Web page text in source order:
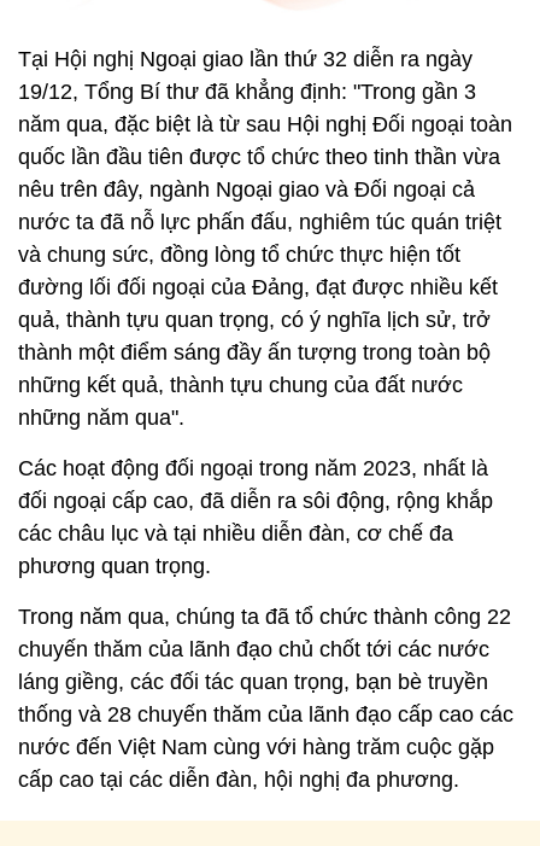
Tại Hội nghị Ngoại giao lần thứ 32 diễn ra ngày
19/12, Tổng Bí thư đã khẳng định: "Trong gần 3
năm qua, đặc biệt là từ sau Hội nghị Đối ngoại toàn
quốc lần đầu tiên được tổ chức theo tinh thần vừa
nêu trên đây, ngành Ngoại giao và Đối ngoại cả
nước ta đã nỗ lực phấn đấu, nghiêm túc quán triệt
và chung sức, đồng lòng tổ chức thực hiện tốt
đường lối đối ngoại của Đảng, đạt được nhiều kết
quả, thành tựu quan trọng, có ý nghĩa lịch sử, trở
thành một điểm sáng đầy ấn tượng trong toàn bộ
những kết quả, thành tựu chung của đất nước
những năm qua".
Các hoạt động đối ngoại trong năm 2023, nhất là
đối ngoại cấp cao, đã diễn ra sôi động, rộng khắp
các châu lục và tại nhiều diễn đàn, cơ chế đa
phương quan trọng.
Trong năm qua, chúng ta đã tổ chức thành công 22
chuyến thăm của lãnh đạo chủ chốt tới các nước
láng giềng, các đối tác quan trọng, bạn bè truyền
thống và 28 chuyến thăm của lãnh đạo cấp cao các
nước đến Việt Nam cùng với hàng trăm cuộc gặp
cấp cao tại các diễn đàn, hội nghị đa phương.